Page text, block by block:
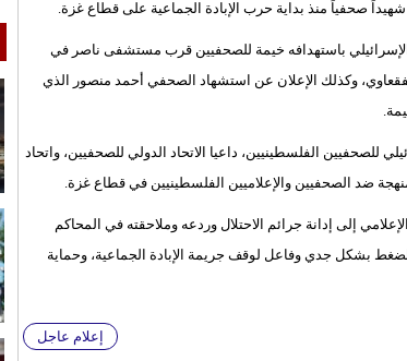
الإسرائيلي باستهدافه خيمة للصحفيين قرب مستشفى ناصر في
وكذلك الإعلان عن استشهاد الصحفي أحمد منصور الذي
للصحفيين الفلسطينيين، داعيا الاتحاد الدولي للصحفيين، واتحاد
ضد الصحفيين والإعلاميين الفلسطينيين في قطاع غزة.
إلى إدانة جرائم الاحتلال وردعه وملاحقته في المحاكم
بشكل جدي وفاعل لوقف جريمة الإبادة الجماعية، وحماية
إعلام عاجل